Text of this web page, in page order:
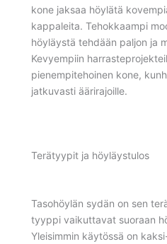
kone jaksaa höylätä
kappaleita. Tehokkaampi
höyläystä tehdään paljon ja
Kevyempiin
pienempitehoinen kone,
jatkuvasti äärirajoille.
Terätyypit ja höyläystulos
Tasohöylän sydän on sen
tyyppi vaikuttavat suoraan
Yleisimmin käytössä on